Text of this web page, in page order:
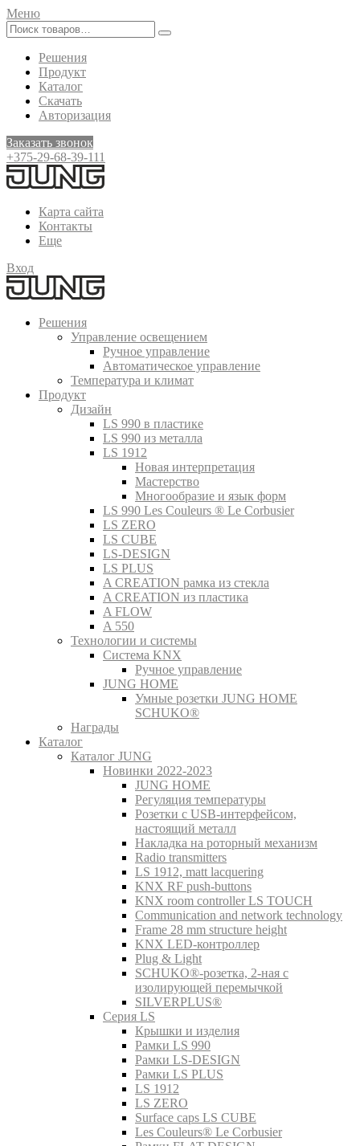
Меню
Решения
Продукт
Каталог
Скачать
Авторизация
Заказать звонок
+375-29-68-39-111
Карта сайта
Контакты
Еще
Вход
Решения
Управление освещением
Ручное управление
Автоматическое управление
Температура и климат
Продукт
Дизайн
LS 990 в пластике
LS 990 из металла
LS 1912
Новая интерпретация
Мастерство
Многообразие и язык форм
LS 990 Les Couleurs ® Le Corbusier
LS ZERO
LS CUBE
LS-DESIGN
LS PLUS
A CREATION рамка из стекла
A CREATION из пластика
A FLOW
A 550
Технологии и системы
Система KNX
Ручное управление
JUNG HOME
Умные розетки JUNG HOME
SCHUKO®
Награды
Каталог
Каталог JUNG
Новинки 2022-2023
JUNG HOME
Регуляция температуры
Розетки с USB-интерфейсом,
настоящий металл
Накладка на роторный механизм
Radio transmitters
LS 1912, matt lacquering
KNX RF push-buttons
KNX room controller LS TOUCH
Communication and network technology
Frame 28 mm structure height
KNX LED-контроллер
Plug & Light
SCHUKO®-розетка, 2-ная с
изолирующей перемычкой
SILVERPLUS®
Серия LS
Крышки и изделия
Рамки LS 990
Рамки LS-DESIGN
Рамки LS PLUS
LS 1912
LS ZERO
Surface caps LS CUBE
Les Couleurs® Le Corbusier